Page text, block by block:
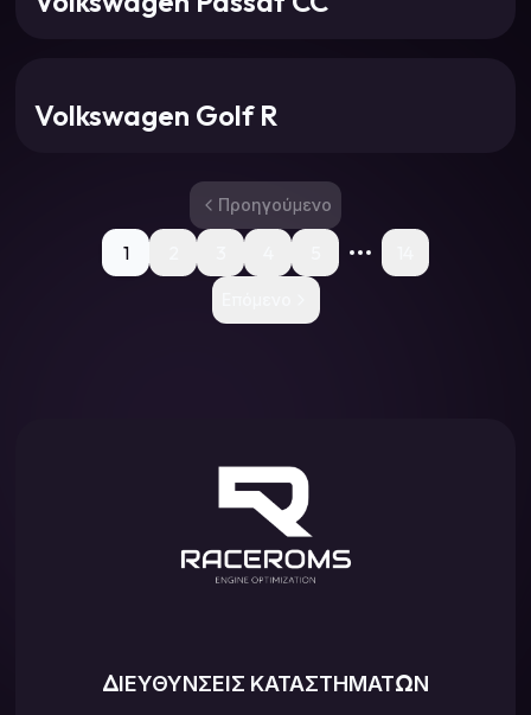
Volkswagen Golf R
Προηγούμενο
1
ΔΙΕΥΘΥΝΣΕΙΣ ΚΑΤΑΣΤΗΜΑΤΩΝ